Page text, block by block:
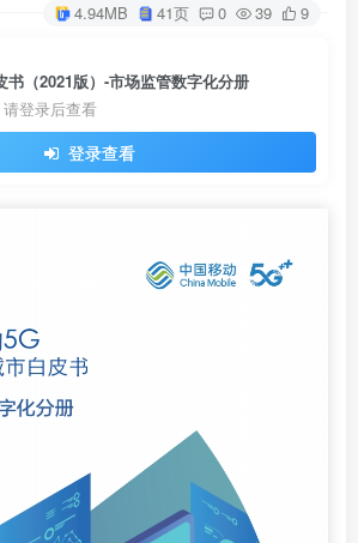
4.94MB 41页 0 39 9
书（2021版）-市场监管数字化分册
登录后查看
登录查看